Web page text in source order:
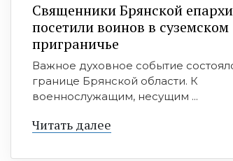
Священники Брянской
посетили воинов в суземском
приграничье
Важное духовное событие
границе Брянской области. К
военнослужащим, несущим ...
Читать далее